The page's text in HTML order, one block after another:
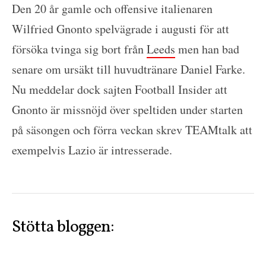
Den 20 år gamle och offensive italienaren
Wilfried Gnonto spelvägrade i augusti för att
försöka tvinga sig bort frånLeeds men han bad
senare om ursäkt till huvudtränare Daniel Farke.
Nu meddelar dock sajten Football Insider att
Gnonto är missnöjd över speltiden under starten
på säsongen och förra veckan skrev TEAMtalk att
exempelvis Lazio är intresserade.
Stötta bloggen: